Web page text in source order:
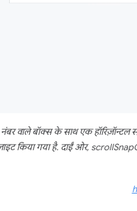
नंबर वाले बॉक्स के साथ एक
किया गया है. दाईं ओर,